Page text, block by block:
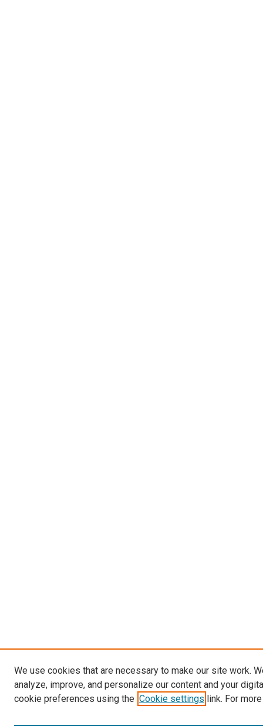
We use cookies that are necessary to make our site work.
analyze, improve, and personalize our content and your
cookie preferences using the Cookie settings link. For